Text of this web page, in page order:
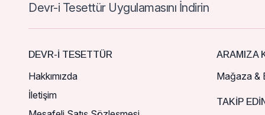
Devr-i Tesettür Uygulamasını İndirin
DEVR-I TESETTÜR
Hakkımızda
İletişim
ARAMIZA
Mağaza &
TAKIP